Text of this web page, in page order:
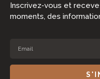
Inscrivez-vous et
moments, des